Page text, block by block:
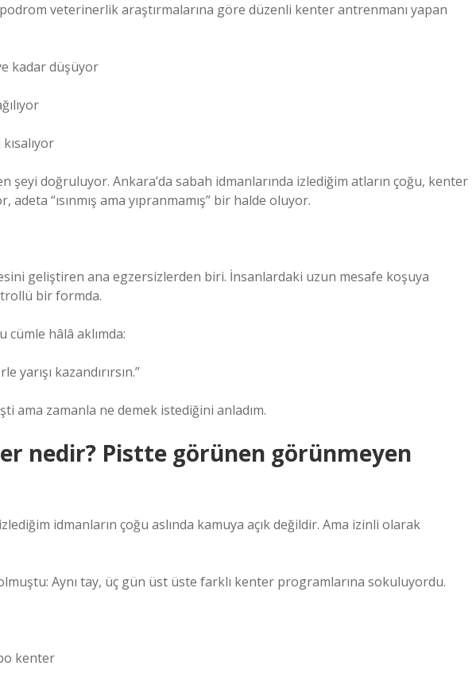
veterinerlik araştırmalarına göre düzenli kenter antrenmanı yapan
kadar düşüyor
şeyi doğruluyor. Ankara’da sabah idmanlarında izlediğim atların çoğu, kenter
adeta “ısınmış ama yıpranmamış” bir halde oluyor.
geliştiren ana egzersizlerden biri. İnsanlardaki uzun mesafe koşuya
bir formda.
hâlâ aklımda:
yarışı kazandırırsın.”
ama zamanla ne demek istediğini anladım.
nedir? Pistte görünen görünmeyen
idmanların çoğu aslında kamuya açık değildir. Ama izinli olarak
Aynı tay, üç gün üst üste farklı kenter programlarına sokuluyordu.
kenter